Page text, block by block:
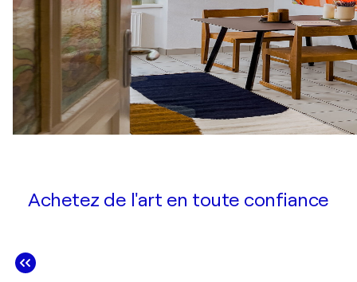
Achetez de l'art en toute confiance